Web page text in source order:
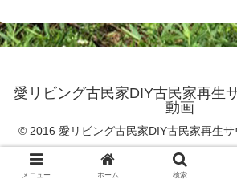
愛リビング古民家DIY古民家再生
動画
© 2016 愛リビング古民家DIY古民家再生
メニュー ホーム 検索